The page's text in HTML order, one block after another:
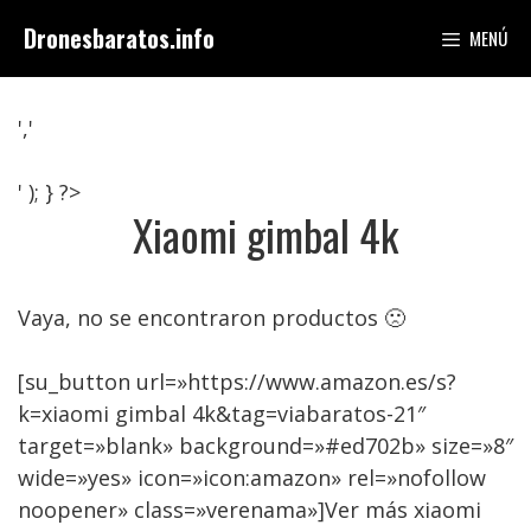
contenido
Dronesbaratos.info MENÚ
','
' ); } ?>
Xiaomi gimbal 4k
Vaya, no se encontraron productos 🙁
[su_button url=»https://www.amazon.es/s?
k=xiaomi gimbal 4k&tag=viabaratos-21″
target=»blank» background=»#ed702b» size=»8″
wide=»yes» icon=»icon:amazon» rel=»nofollow
noopener» class=»verenama»]Ver más xiaomi